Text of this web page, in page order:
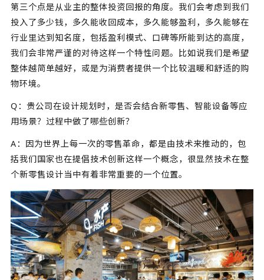
第三个点是从业主的整体投资回报的角度。我们会考虑到我们
投入了多少钱，多久能收回成本，多久能够盈利，多久能够在
行业里达到知名度，包括盈利模式、口碑等所能到达的高度，
我们会非常严谨的对待这样一个特性问题。比如说我们是希望
整体越简单越好，或是为消费者提供一个比较温暖和舒适的购
物环境。
Q：贵公司在设计规划时，是否会结合新零售、智能设备等应
用场景？过程中做了哪些创新？
A：因为世界上每一次的零售革命，都是由技术来推动的，包
括我们国家也在提倡技术创新这样一个概念，很显然技术在整
个新零售设计当中有着非常重要的一个位置。